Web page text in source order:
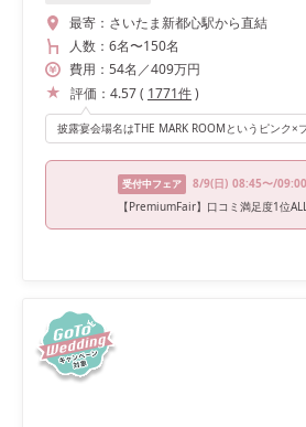
最寄： さいたま新都心駅から直結
人数： 6名〜150名
費用： 54名 ／409万円
評価： 4.57( 1771件)
受付中フェア 8/9(日) 08:45〜/09:00〜/